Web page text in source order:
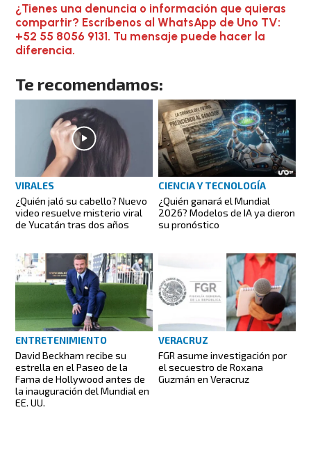
¿Tienes una denuncia o información que quieras
compartir? Escríbenos al WhatsApp de Uno TV:
+52 55 8056 9131. Tu mensaje puede hacer la
diferencia.
Te recomendamos:
VIRALES
¿Quién jaló su cabello? Nuevo
video resuelve misterio viral
de Yucatán tras dos años
CIENCIA Y TECNOLOGÍA
¿Quién ganará el Mundial
2026? Modelos de IA ya dieron
su pronóstico
ENTRETENIMIENTO
David Beckham recibe su
estrella en el Paseo de la
Fama de Hollywood antes de
la inauguración del Mundial en
EE. UU.
VERACRUZ
FGR asume investigación por
el secuestro de Roxana
Guzmán en Veracruz